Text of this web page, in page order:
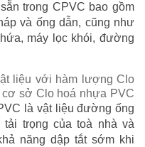
trong CPVC bao gồm
và ống dẫn, cũng như
máy lọc khói, đường
liệu với hàm lượng Clo
sở Clo hoá nhựa PVC
là vật liệu đường ống
trọng của toà nhà và
năng dập tắt sớm khi